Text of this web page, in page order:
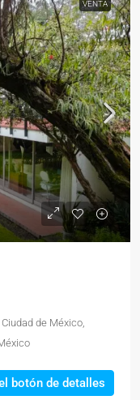
VENTA
de México,
botón de detalles